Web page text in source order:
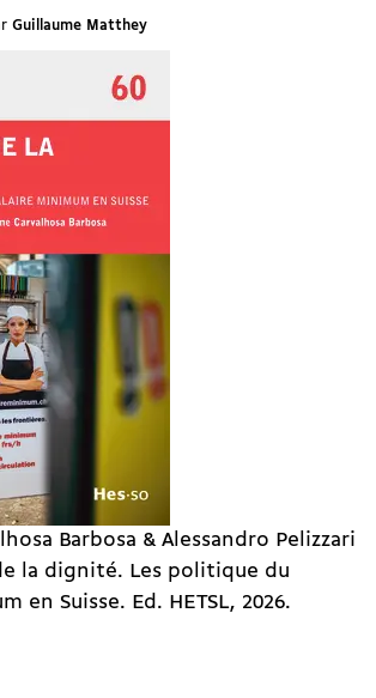
Guillaume Matthey
Barbosa & Alessandro Pelizzari
la dignité. Les politique du
en Suisse. Ed. HETSL, 2026.